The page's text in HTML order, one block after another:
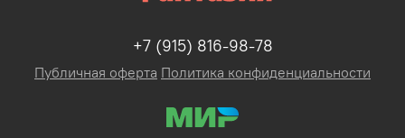
+7 (915) 816-98-78
Публичная оферта Политика конфиденциальности